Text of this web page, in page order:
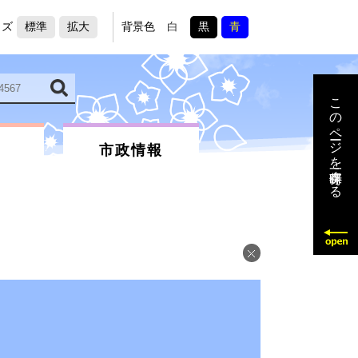
標準 拡大 背景色 白 黒 青
市政情報 このページを一時保存する